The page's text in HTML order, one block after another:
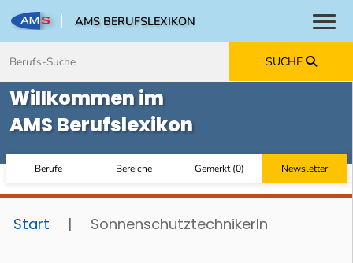
AMS BERUFSLEXIKON
SUCHE
Willkommen im
AMS Berufslexikon
Berufe Bereiche Gemerkt(0) Newsletter
Start | SonnenschutztechnikerIn